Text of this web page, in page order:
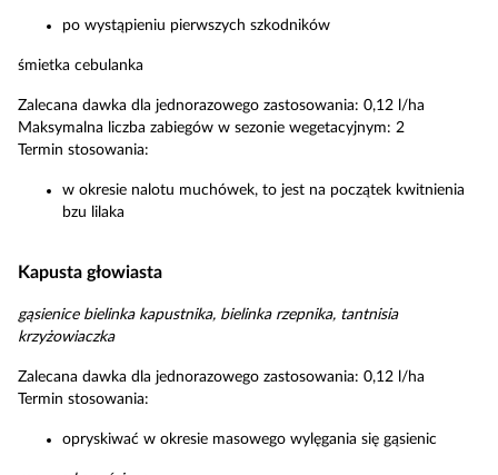
po wystąpieniu pierwszych szkodników
śmietka cebulanka
Zalecana dawka dla jednorazowego zastosowania: 0,12 l/ha
Maksymalna liczba zabiegów w sezonie wegetacyjnym: 2
Termin stosowania:
w okresie nalotu muchówek, to jest na początek kwitnienia
bzu lilaka
Kapusta głowiasta
gąsienice bielinka kapustnika, bielinka rzepnika, tantnisia
krzyżowiaczka
Zalecana dawka dla jednorazowego zastosowania: 0,12 l/ha
Termin stosowania:
opryskiwać w okresie masowego wylęgania się gąsienic